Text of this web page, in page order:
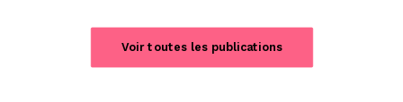
Voir toutes les publications